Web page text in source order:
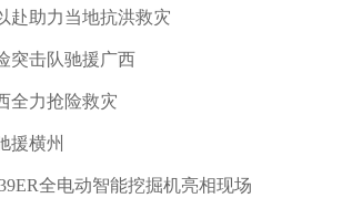
赴助力当地抗洪救灾
突击队驰援广西
全力抢险救灾
援横州
全电动智能挖掘机亮相现场